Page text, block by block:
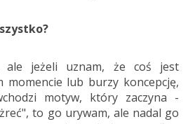
ale jeżeli uznam, że coś jest
momencie lub burzy koncepcję,
motyw, który zaczyna -
to go urywam, ale nadal go